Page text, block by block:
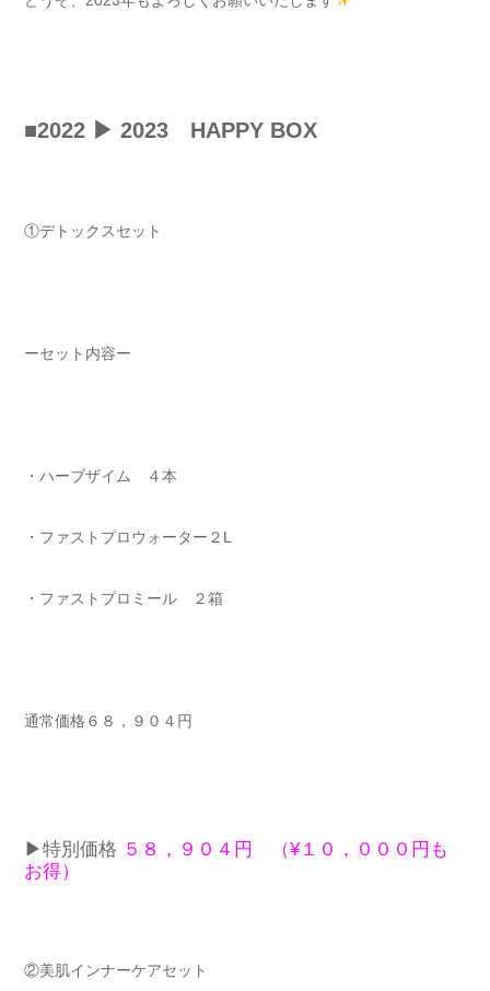
■2022 ▶︎ 2023 HAPPY BOX
①デトックスセット
ーセット内容ー
・ハーブザイム ４本
・ファストプロウォーター２L
・ファストプロミール ２箱
通常価格６８，９０４円
▶︎特別価格 ５８，９０４円 （¥１０，０００円も
お得）
②美肌インナーケアセット